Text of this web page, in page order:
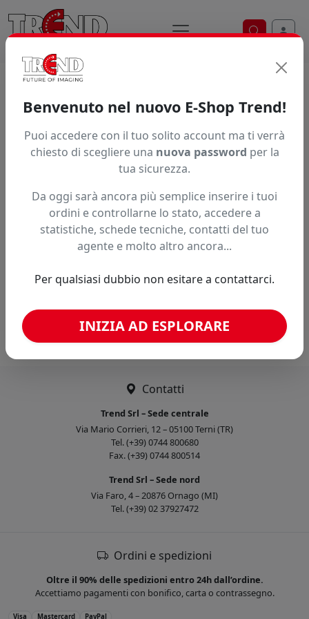
Ricerca
Articolo non trovato.
Hai trovato questo prodotto ad un prezzo più basso?
Fai una segnalazione
Confronta con articoli simili
Caricamento confronto...
Contatti
Trend Srl – Sede centrale
Via Mario Corrieri, 12 – 05100 Terni (TR)
Tel. (+39) 0744 800680
Fax. (+39) 0744 800514
Trend Srl – Sede nord
Via Faro, 4 – 20876 Ornago (MI)
Tel. (+39) 02 37927472
Ordini e spedizioni
Oltre il 90% delle spedizioni entro 24h dall’ordine.
Accettiamo pagamenti con bonifico, carta o contrassegno.
Visa Mastercard PayPal
Benvenuto nel nuovo E-Shop Trend!
Puoi accedere con il tuo solito account ma ti verrà
chiesto di scegliere una nuova password per la
tua sicurezza.
Da oggi sarà ancora più semplice inserire i tuoi
ordini e controllarne lo stato, accedere a
statistiche, schede tecniche, contatti del tuo
agente e molto altro ancora...
Per qualsiasi dubbio non esitare a contattarci.
INIZIA AD ESPLORARE